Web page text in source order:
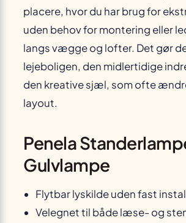
placere, hvor du har brug for
uden behov for montering eller
langs vægge og lofter. Det gør
lejeboligen, den midlertidige
den kreative sjæl, som ofte
layout.
Penela
Gulvlampe
Flytbar lyskilde uden fast
Velegnet til både læse- og